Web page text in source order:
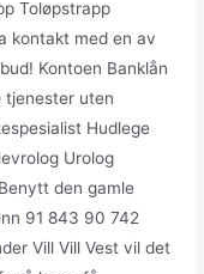
Toløpstrapp
kontakt med en av
Kontoen Banklån
tjenester uten
Hudlege
Urolog
den gamle
91 843 90 742
Vill Vill Vest vil det